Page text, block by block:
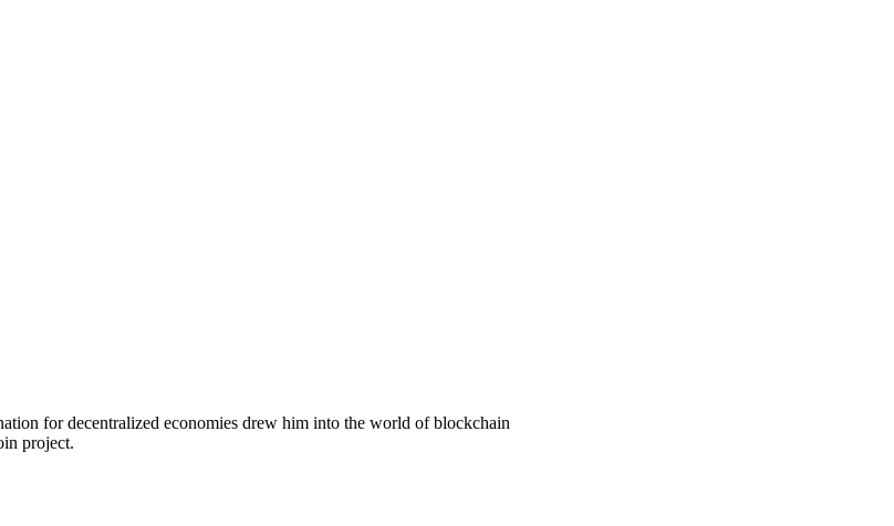
for decentralized economies drew him into the world of blockchain
project.